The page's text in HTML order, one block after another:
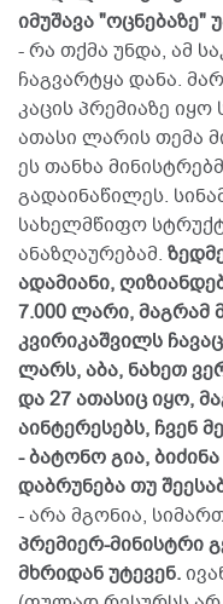
იმუშავა
- რა თქმა უნდა, ამ
ჩაგვარტყა დანა.
კაცის პრემიაზე იყო
ათასი ლარის თემა
ეს თანხა
გადაინაწილეს.
სახელმწიფო
ანაზღაურებამ.
ადამიანი,
7.000 ლარი, მაგრამ
კვირიკაშვილს
ლარს, აბა, ნახეთ
და 27 ათასიც იყო,
აინტერესებს, ჩვენ
- ბატონო გია,
დაბრუნება თუ
- არა მგონია,
პრემიერ-მინისტრი
მხრიდან უტევენ.